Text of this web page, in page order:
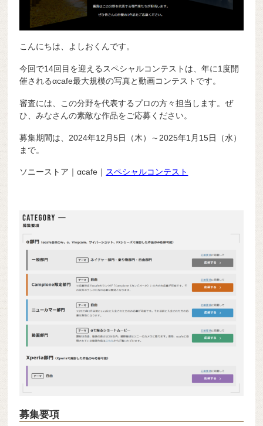
こんにちは、よしおくんです。
今回で14回目を迎えるスペシャルコンテストは、年に1度開
催されるαcafe最大規模の写真と動画コンテストです。
審査には、この分野を代表するプロの方々担当します。ぜ
ひ、みなさんの素敵な作品をご応募ください。
募集期間は、2024年12月5日（木）～2025年1月15日（水）
まで。
ソニーストア｜αcafe｜ スペシャルコンテスト
募集要項